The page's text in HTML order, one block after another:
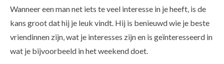
Wanneer een man net iets te veel interesse in je heeft, is de
kans groot dat hij je leuk vindt. Hij is benieuwd wie je beste
vriendinnen zijn, wat je interesses zijn en is geïnteresseerd in
wat je bijvoorbeeld in het weekend doet.